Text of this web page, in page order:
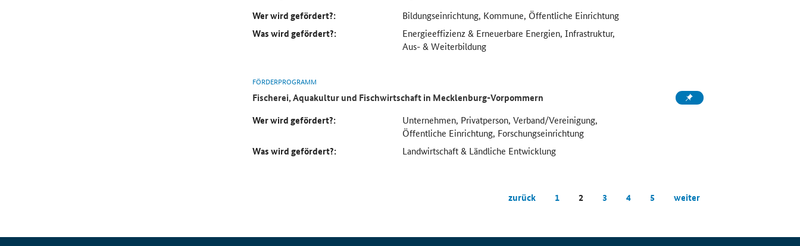
Wer wird gefördert?:
Bildungseinrichtung, Kommune, Öffentliche Einrichtung
Was wird gefördert?:
Energieeffizienz & Erneuerbare Energien, Infrastruktur,
Aus- & Weiterbildung
FÖRDERPROGRAMM
Fischerei, Aquakultur und Fischwirtschaft in Mecklenburg-Vorpommern
Wer wird gefördert?:
Unternehmen, Privatperson, Verband/Vereinigung,
Öffentliche Einrichtung, Forschungseinrichtung
Was wird gefördert?: Landwirtschaft & Ländliche Entwicklung
zurück 1 2 3 4 5 weiter